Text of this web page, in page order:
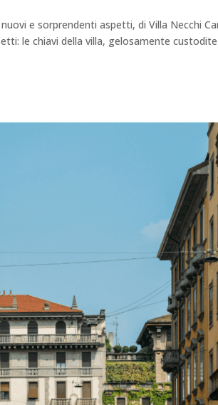
e sorprendenti aspetti, di Villa Necchi
le chiavi della villa, gelosamente custodite